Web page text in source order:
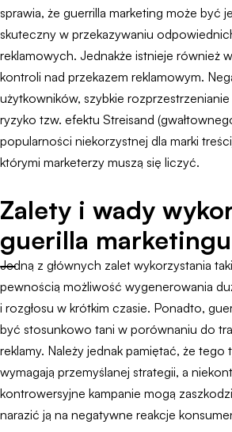
sprawia, że guerrilla marketing może być
skuteczny w przekazywaniu
reklamowych. Jednakże istnieje również
kontroli nad przekazem reklamowym.
użytkowników, szybkie
ryzyko tzw. efektu Streisand
popularności niekorzystnej dla marki
którymi marketerzy muszą się liczyć.
Zalety i wady
guerilla marketingu
Jedną z głównych zalet wykorzystania
pewnością możliwość wygenerowania
i rozgłosu w krótkim czasie. Ponadto,
być stosunkowo tani w porównaniu do
reklamy. Należy jednak pamiętać, że tego
wymagają przemyślanej strategii, a
kontrowersyjne kampanie mogą
narazić ją na negatywne reakcje